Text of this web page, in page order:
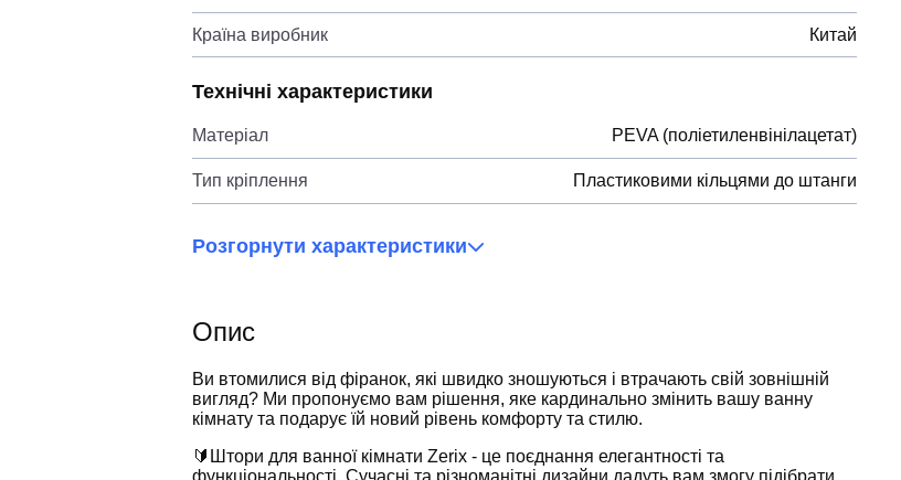
Країна виробник Китай
Технічні характеристики
Матеріал PEVA (поліетиленвінілацетат)
Тип кріплення Пластиковими кільцями до штанги
Розгорнути характеристики
Опис
Ви втомилися від фіранок, які швидко зношуються і втрачають свій зовнішній
вигляд? Ми пропонуємо вам рішення, яке кардинально змінить вашу ванну
кімнату та подарує їй новий рівень комфорту та стилю.
🔰Штори для ванної кімнати Zerix - це поєднання елегантності та
функціональності. Сучасні та різноманітні дизайни дадуть вам змогу підібрати